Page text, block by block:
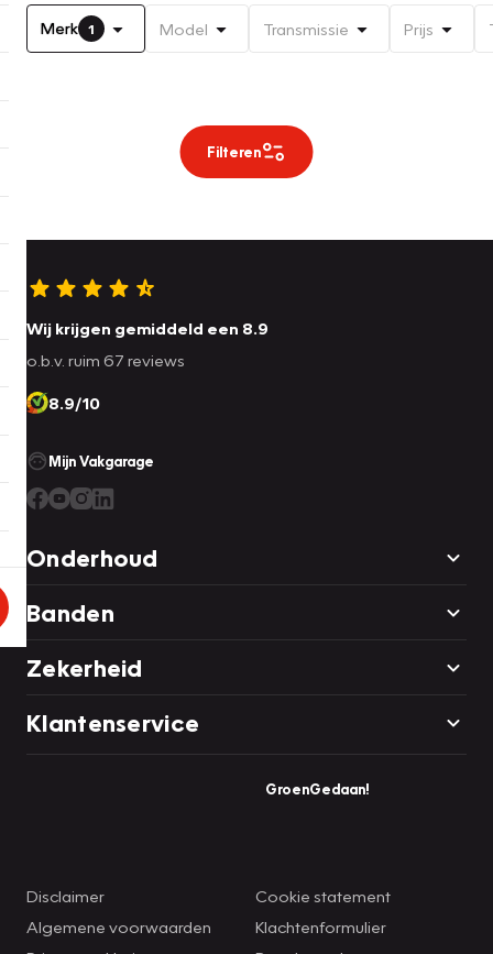
Merk 1 Model Transmissie Prijs
Filteren
Wij krijgen gemiddeld een 8.9
o.b.v. ruim 67 reviews
8.9/10
Mijn Vakgarage
Onderhoud
Banden
Zekerheid
Klantenservice
GroenGedaan!
Disclaimer
Algemene voorwaarden
Cookie statement
Klachtenformulier